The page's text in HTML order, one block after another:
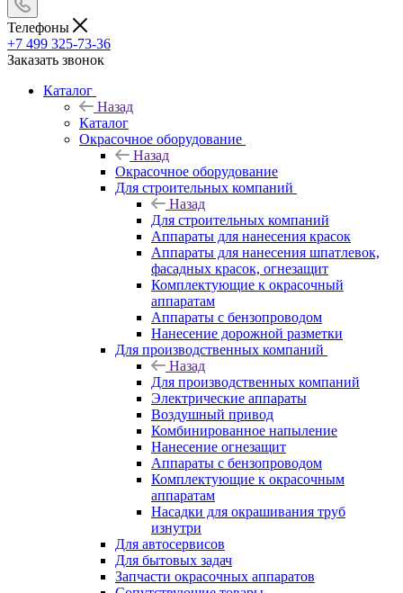
Телефоны
+7 499 325-73-36
Заказать звонок
Каталог
Назад
Каталог
Окрасочное оборудование
Назад
Окрасочное оборудование
Для строительных компаний
Назад
Для строительных компаний
Аппараты для нанесения красок
Аппараты для нанесения шпатлевок,
фасадных красок, огнезащит
Комплектующие к окрасочный
аппаратам
Аппараты с бензопроводом
Нанесение дорожной разметки
Для производственных компаний
Назад
Для производственных компаний
Электрические аппараты
Воздушный привод
Комбинированное напыление
Нанесение огнезащит
Аппараты с бензопроводом
Комплектующие к окрасочным
аппаратам
Насадки для окрашивания труб
изнутри
Для автосервисов
Для бытовых задач
Запчасти окрасочных аппаратов